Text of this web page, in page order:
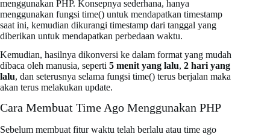
menggunakan PHP. Konsepnya sederhana, hanya
menggunakan fungsi time() untuk mendapatkan timestamp
saat ini, kemudian dikurangi timestamp dari tanggal yang
diberikan untuk mendapatkan perbedaan waktu.
Kemudian, hasilnya dikonversi ke dalam format yang mudah
dibaca oleh manusia, seperti 5 menit yang lalu, 2 hari yang
lalu, dan seterusnya selama fungsi time() terus berjalan maka
akan terus melakukan update.
Cara Membuat Time Ago Menggunakan PHP
Sebelum membuat fitur waktu telah berlalu atau time ago